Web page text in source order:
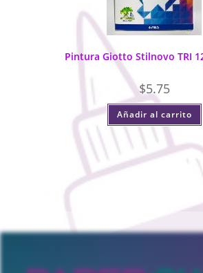
Pintura Giotto Stilnovo TRI
$5.75
Añadir al carrito